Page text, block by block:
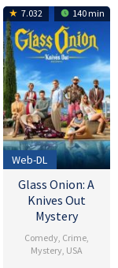
7.032 140 min
Web-DL
Glass Onion: A
Knives Out
Mystery
Comedy, Crime,
Mystery, USA